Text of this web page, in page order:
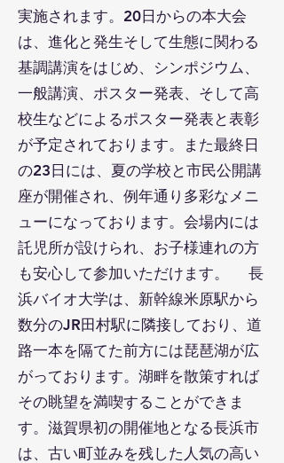
実施されます。20日からの本大会
は、進化と発生そして生態に関わる
基調講演をはじめ、シンポジウム、
一般講演、ポスター発表、そして高
校生などによるポスター発表と表彰
が予定されております。また最終日
の23日には、夏の学校と市民公開講
座が開催され、例年通り多彩なメニ
ューになっております。会場内には
託児所が設けられ、お子様連れの方
も安心して参加いただけます。 長
浜バイオ大学は、新幹線米原駅から
数分のJR田村駅に隣接しており、道
路一本を隔てた前方には琵琶湖が広
がっております。湖畔を散策すれば
その眺望を満喫することができま
す。滋賀県初の開催地となる長浜市
は、古い町並みを残した人気の高い